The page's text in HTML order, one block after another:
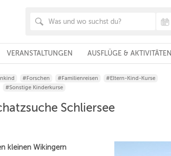
VERANSTALTUNGEN AUSFLÜGE & AKTIVITÄTEN
#Forschen #Familienreisen
#Eltern-Kind-Kurse
#Sonstige Kinderkurse
Schliersee
kleinen Wikingern